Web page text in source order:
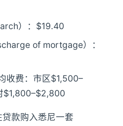
）：$19.40
of mortgage）：
收费：市区$1,500–
$1,800–$2,800
款购入悉尼一套